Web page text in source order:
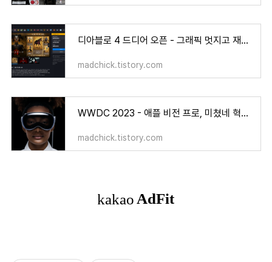
디아블로 4 드디어 오픈 - 그래픽 멋지고 재미난 게임, 어머! 이건! 사야해, 사야겠네
madchick.tistory.com
WWDC 2023 - 애플 비전 프로, 미쳤네 혁신적인 가상현실, 어머! 이건! 사야해
madchick.tistory.com